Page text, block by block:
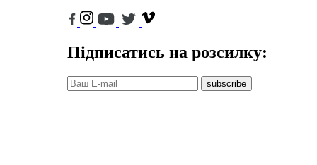
Підписатись на розсилку:
subscribe